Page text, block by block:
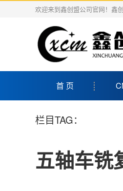
欢迎来到鑫创盟公司官网！鑫
首 页
栏目TAG：
五轴车铣